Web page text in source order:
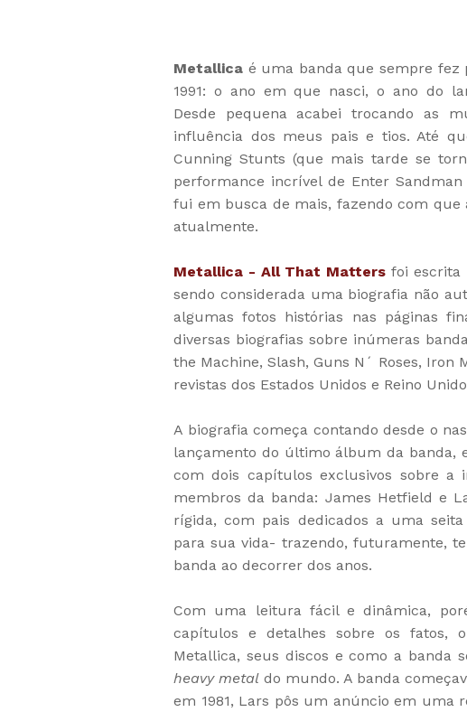
Metallica é uma banda que sempre
1991: o ano em que nasci, o ano do
Desde pequena acabei trocando as
influência dos meus pais e tios. Até
Cunning Stunts (que mais tarde se
performance incrível de Enter
fui em busca de mais, fazendo com que
atualmente.
Metallica - All That Matters foi escrita
sendo considerada uma biografia não
algumas fotos histórias nas páginas
diversas biografias sobre inúmeras
the Machine, Slash, Guns N´ Roses,
revistas dos Estados Unidos e Reino
A biografia começa contando desde o
lançamento do último álbum da banda,
com dois capítulos exclusivos sobre a
membros da banda: James Hetfield e
rígida, com pais dedicados a uma
para sua vida- trazendo, futuramente,
banda ao decorrer dos anos.
Com uma leitura fácil e dinâmica,
capítulos e detalhes sobre os fatos,
Metallica, seus discos e como a banda
heavy metal do mundo. A banda
em 1981, Lars pôs um anúncio em uma